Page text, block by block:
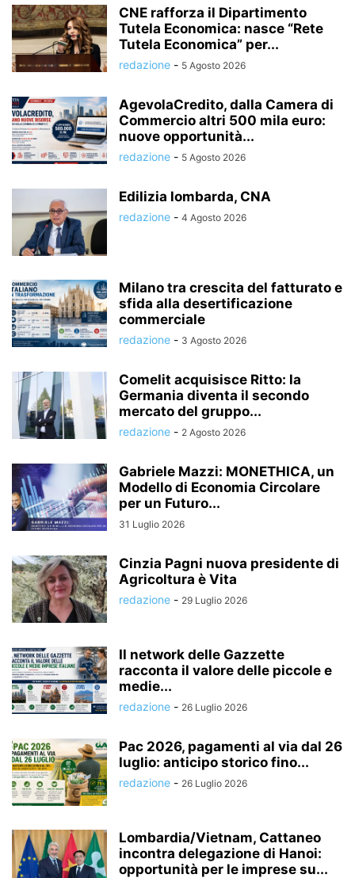
CNE rafforza il Dipartimento
Tutela Economica: nasce “Rete
Tutela Economica” per...
redazione - 5 Agosto 2026
AgevolaCredito, dalla Camera di
Commercio altri 500 mila euro:
nuove opportunità...
redazione - 5 Agosto 2026
Edilizia lombarda, CNA
redazione - 4 Agosto 2026
Milano tra crescita del fatturato e
sfida alla desertificazione
commerciale
redazione - 3 Agosto 2026
Comelit acquisisce Ritto: la
Germania diventa il secondo
mercato del gruppo...
redazione - 2 Agosto 2026
Gabriele Mazzi: MONETHICA, un
Modello di Economia Circolare
per un Futuro...
31 Luglio 2026
Cinzia Pagni nuova presidente di
Agricoltura è Vita
redazione - 29 Luglio 2026
Il network delle Gazzette
racconta il valore delle piccole e
medie...
redazione - 26 Luglio 2026
Pac 2026, pagamenti al via dal 26
luglio: anticipo storico fino...
redazione - 26 Luglio 2026
Lombardia/Vietnam, Cattaneo
incontra delegazione di Hanoi:
opportunità per le imprese su...